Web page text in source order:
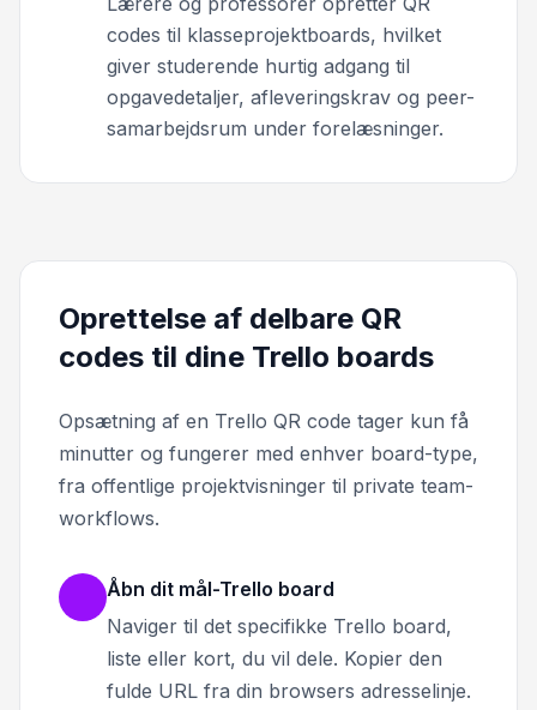
codes til klasseprojektboards, hvilket
giver studerende hurtig adgang til
opgavedetaljer, afleveringskrav og peer-
samarbejdsrum under forelæsninger.
Oprettelse af delbare QR
codes til dine Trello boards
Opsætning af en Trello QR code tager kun få
minutter og fungerer med enhver board-type,
fra offentlige projektvisninger til private team-
workflows.
Åbn dit mål-Trello board
Naviger til det specifikke Trello board,
liste eller kort, du vil dele. Kopier den
fulde URL fra din browsers adresselinje.